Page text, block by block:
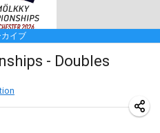
カイブ
- Doubles